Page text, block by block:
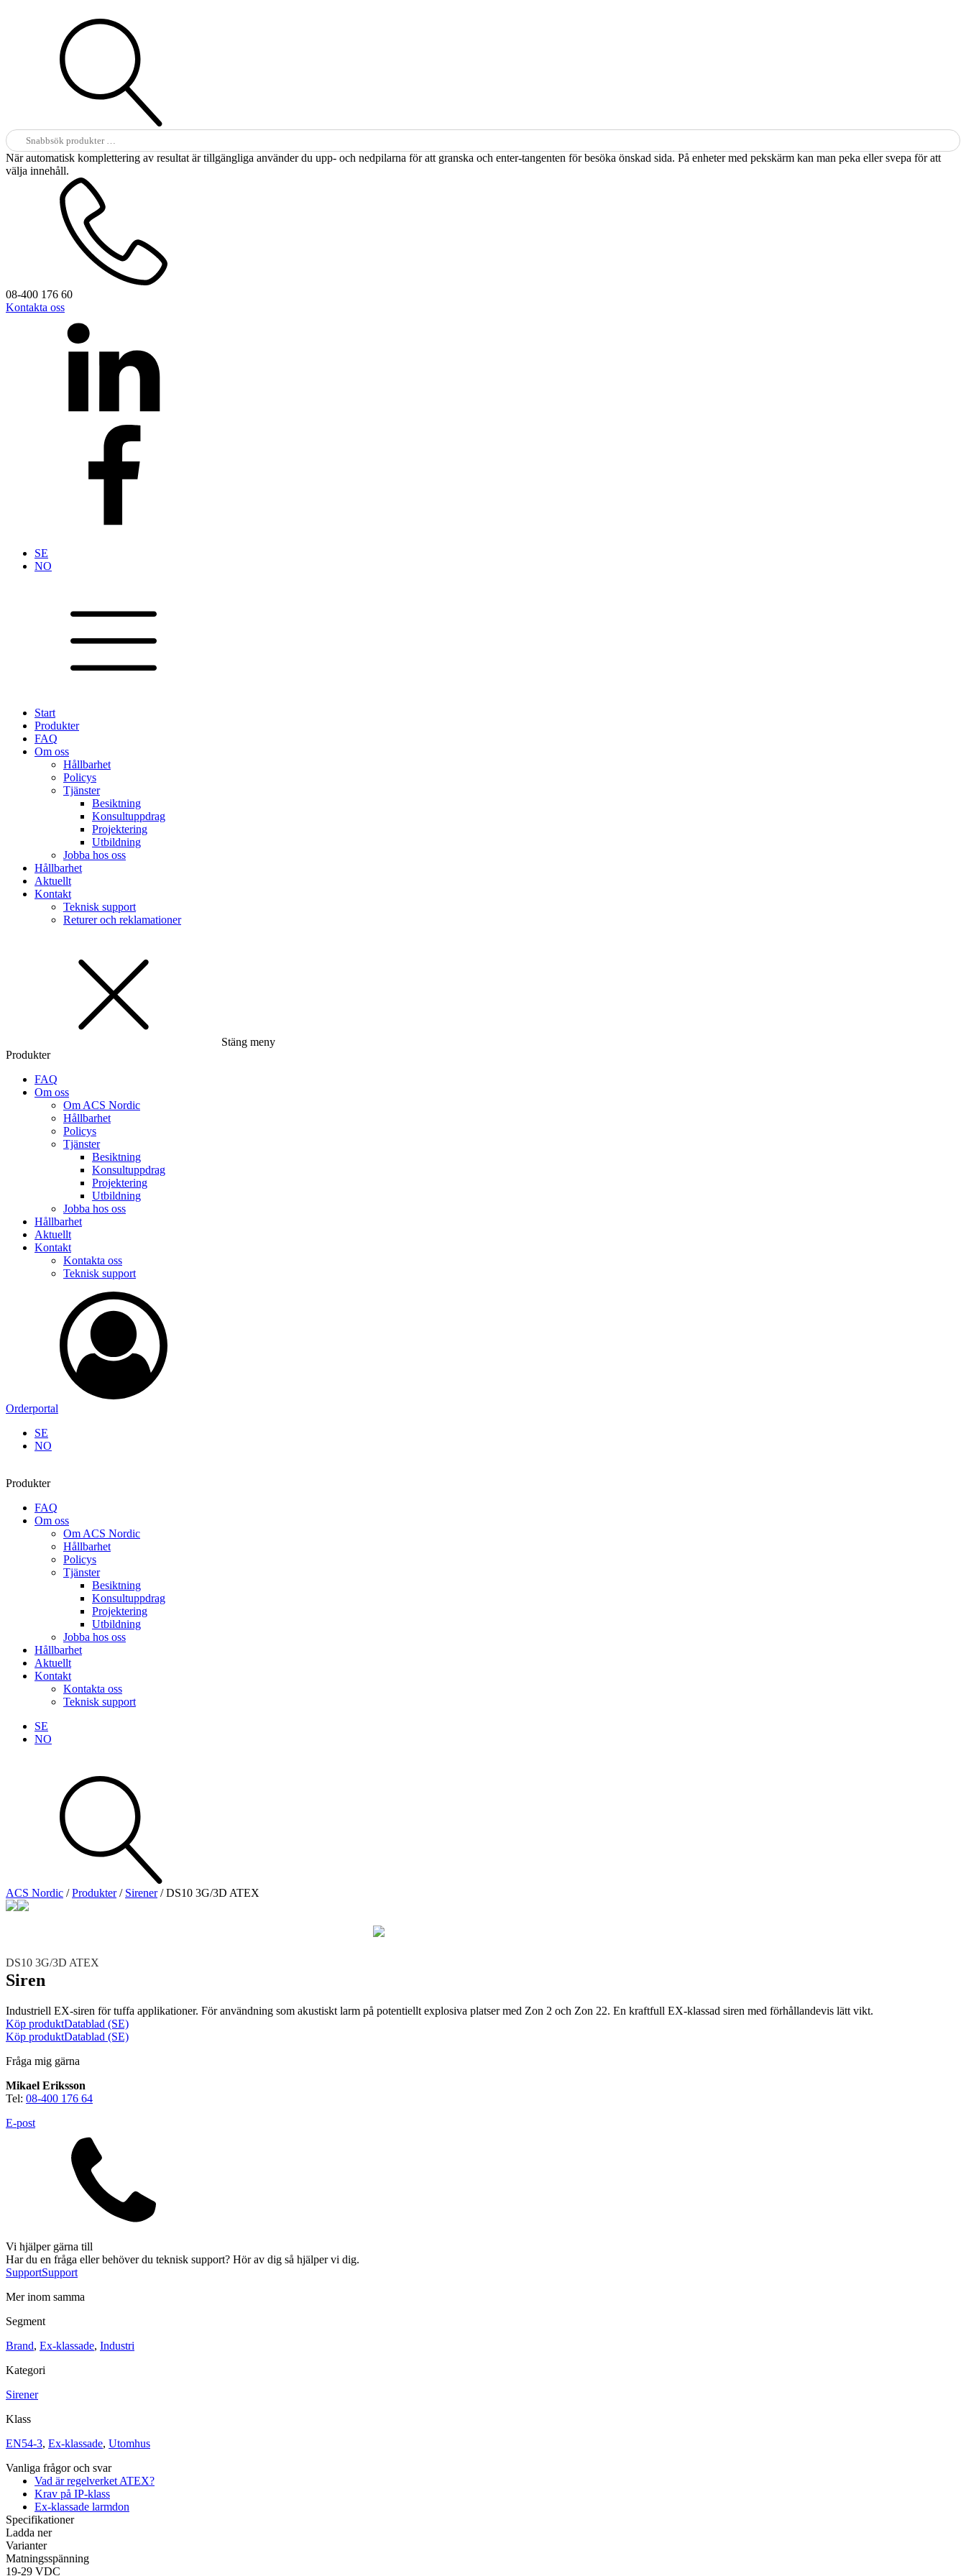
Sök
efter:
När automatisk komplettering av resultat är tillgängliga använder du upp- och nedpilarna för att granska och enter-tangenten för besöka önskad sida. På enheter med pekskärm kan man peka eller svepa för att
välja innehåll.
08-400 176 60
Kontakta oss
SE
NO
Start
Produkter
FAQ
Om oss
Hållbarhet
Policys
Tjänster
Besiktning
Konsultuppdrag
Projektering
Utbildning
Jobba hos oss
Hållbarhet
Aktuellt
Kontakt
Teknisk support
Returer och reklamationer
Stäng meny
Produkter
FAQ
Om oss
Om ACS Nordic
Hållbarhet
Policys
Tjänster
Besiktning
Konsultuppdrag
Projektering
Utbildning
Jobba hos oss
Hållbarhet
Aktuellt
Kontakt
Kontakta oss
Teknisk support
Orderportal
SE
NO
Produkter
FAQ
Om oss
Om ACS Nordic
Hållbarhet
Policys
Tjänster
Besiktning
Konsultuppdrag
Projektering
Utbildning
Jobba hos oss
Hållbarhet
Aktuellt
Kontakt
Kontakta oss
Teknisk support
SE
NO
Se alla kategorier
Se alla produkter
Teknisk support
Brand
LarmsystemLarmklockor
Blixtljus
Blixtljus
Detektorer
Larmklockor
Tillbehör
ACS Nordic /Produkter/ Sirener/DS10 3G/3D ATEX
DS10 3G/3D ATEX
Siren
Industriell EX-siren för tuffa applikationer. För användning som akustiskt larm på potentiellt explosiva platser med Zon 2 och Zon 22. En kraftfull EX-klassad siren med förhållandevis lätt vikt.
Köp produktDatablad (SE)
Köp produktDatablad (SE)
Fråga mig gärna
Mikael Eriksson
Tel: 08-400 176 64
E-post
Vi hjälper gärna till
Har du en fråga eller behöver du teknisk support? Hör av dig så hjälper vi dig.
SupportSupport
Mer inom samma
Segment
Brand, Ex-klassade, Industri
Kategori
Sirener
Klass
EN54-3, Ex-klassade, Utomhus
Vanliga frågor och svar
Vad är regelverket ATEX?
Krav på IP-klass
Ex-klassade larmdon
Specifikationer
Ladda ner
Varianter
Matningsspänning
19-29 VDC